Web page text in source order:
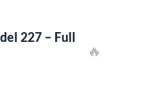
227 – Full
🔥